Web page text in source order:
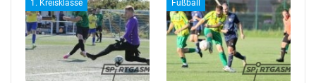
1. Kreisklasse Fußball